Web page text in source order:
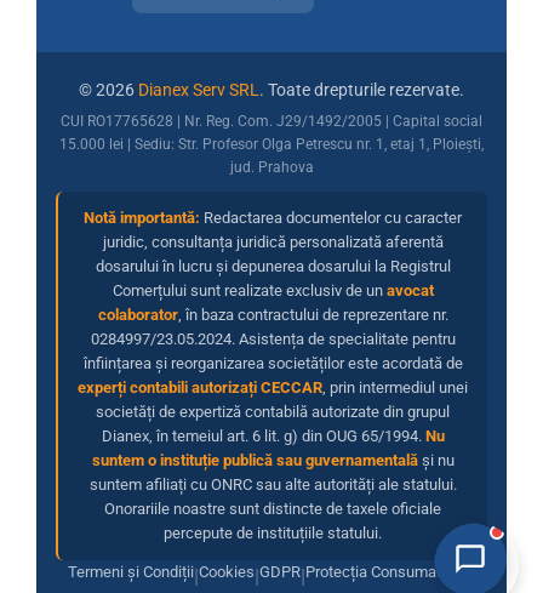
© 2026 Dianex Serv SRL . Toate drepturile rezervate.
CUI RO17765628 | Nr. Reg. Com. J29/1492/2005 | Capital social
15.000 lei | Sediu: Str. Profesor Olga Petrescu nr. 1, etaj 1, Ploiești,
jud. Prahova
Notă importantă: Redactarea documentelor cu caracter
juridic, consultanța juridică personalizată aferentă
dosarului în lucru și depunerea dosarului la Registrul
Comerțului sunt realizate exclusiv de un avocat
colaborator, în baza contractului de reprezentare nr.
0284997/23.05.2024. Asistența de specialitate pentru
înființarea și reorganizarea societăților este acordată de
experți contabili autorizați CECCAR , prin intermediul unei
societăți de expertiză contabilă autorizate din grupul
Dianex, în temeiul art. 6 lit. g) din OUG 65/1994. Nu
suntem o instituție publică sau guvernamentalăși nu
suntem afiliați cu ONRC sau alte autorități ale statului.
Onorariile noastre sunt distincte de taxele oficiale
percepute de instituțiile statului.
Termeni și Condiții|Cookies|GDPR|Protecția Consumatorilor